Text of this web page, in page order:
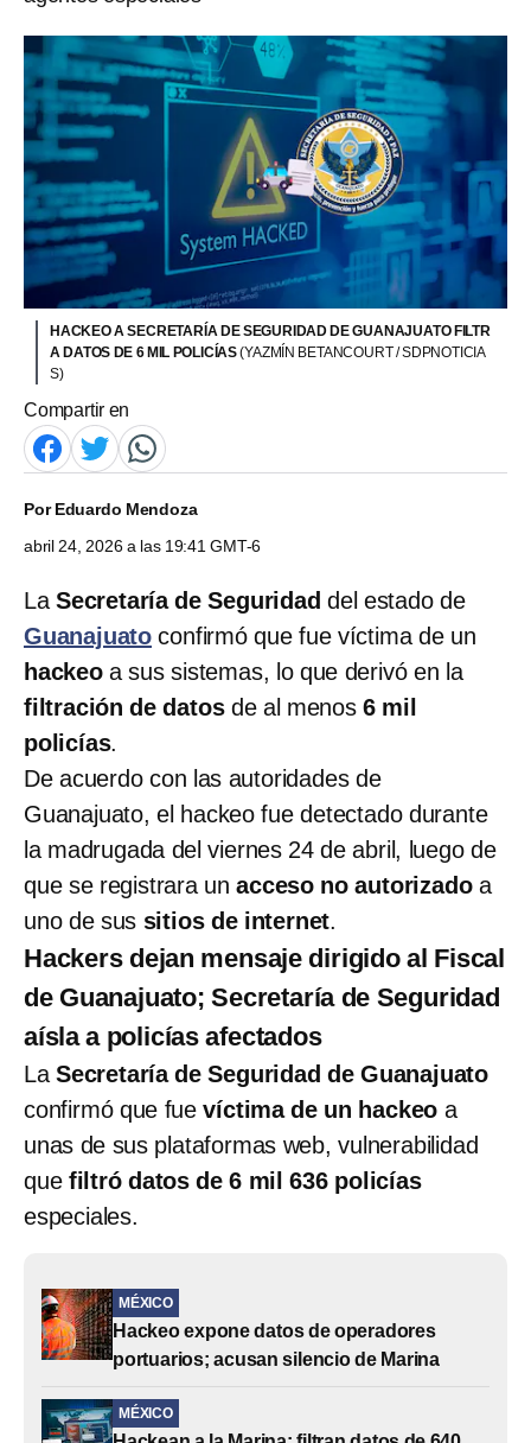
HACKEO A SECRETARÍA DE SEGURIDAD DE GUANAJUATO FILTR
A DATOS DE 6 MIL POLICÍAS(YAZMÍN BETANCOURT / SDPNOTICIA
S)
Compartir en
PorEduardo Mendoza
abril 24, 2026 a las 19:41 GMT-6
La Secretaría de Seguridad del estado de
Guanajuato confirmó que fue víctima de un
hackeoa sus sistemas, lo que derivó en la
filtración de datosde al menos6 mil
policías.
De acuerdo con las autoridades de
Guanajuato, el hackeo fue detectado durante
la madrugada del viernes 24 de abril, luego de
que se registrara unacceso no autorizadoa
uno de sus sitios de internet.
Hackers dejan mensaje dirigido al Fiscal
de Guanajuato; Secretaría de Seguridad
aísla a policías afectados
La Secretaría de Seguridad de Guanajuato
confirmó que fuevíctima de un hackeo a
unas de sus plataformas web, vulnerabilidad
que filtró datos de 6 mil 636 policías
especiales.
MÉXICO
Hackeo expone datos de operadores
portuarios; acusan silencio de Marina
MÉXICO